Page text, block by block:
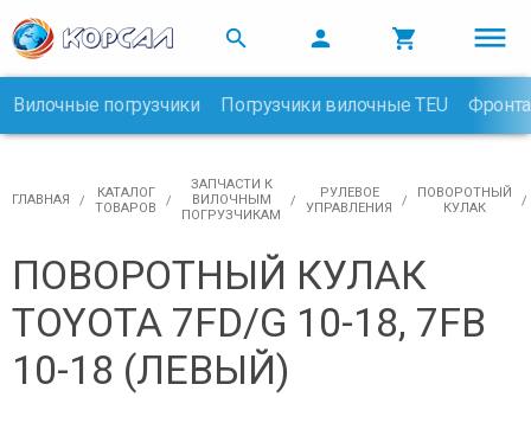
  
Вилочные погрузчики Погрузчики вилочные TEU
ГЛАВНАЯ
КАТАЛОГ
ТОВАРОВ
ЗАПЧАСТИ К
ВИЛОЧНЫМ
ПОГРУЗЧИКАМ
РУЛЕВОЕ
УПРАВЛЕНИЯ
ПОВОРОТНЫЙ
КУЛАК
ПОВОРОТНЫЙ КУЛАК
TOYOTA 7FD/G 10-18, 7FB
10-18 (ЛЕВЫЙ)